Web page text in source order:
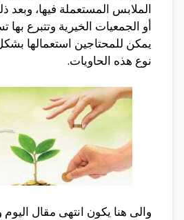
الملابس المستعملة فيها، وبعد
أو الجمعيات الخيرية وتتبرع بها
يمكن للمحتاجين استعمالها
نوع هذه الحاويات.
والى هنا يكون انتهى مقال اليوم